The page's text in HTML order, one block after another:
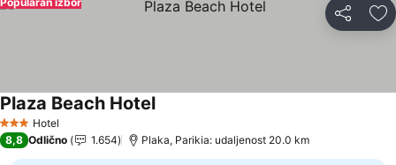
Deli
3 Zvezdice
Hotel
Plaza Beach Hotel
8,8 Odlično 1.654 Plaka, Parikia: udaljenost 20.0 km